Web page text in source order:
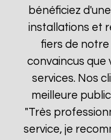
bénéficiez
installations et
fiers de
convaincus que
services. Nos
meilleure
"Très
service, je